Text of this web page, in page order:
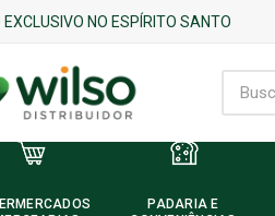
NO ESPÍRITO SANTO
PADARIA E